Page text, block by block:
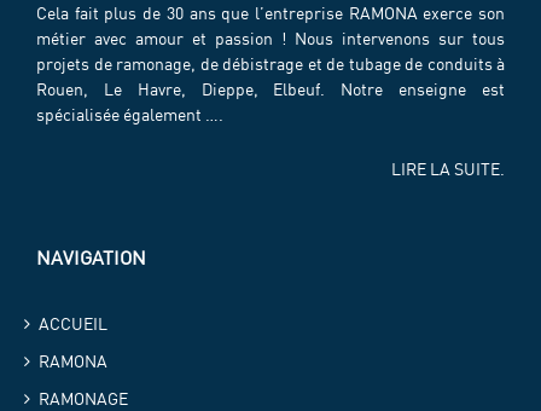
Cela fait plus de 30 ans que l’entreprise RAMONA exerce son
métier avec amour et passion ! Nous intervenons sur tous
projets de ramonage, de débistrage et de tubage de conduits à
Rouen, Le Havre, Dieppe, Elbeuf. Notre enseigne est
spécialisée également ….
LIRE LA SUITE.
NAVIGATION
ACCUEIL
RAMONA
RAMONAGE